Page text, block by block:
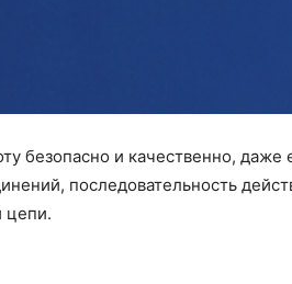
безопасно и качественно, даже
последовательность
цепи.